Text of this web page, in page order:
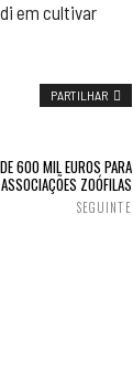
em cultivar
PARTILHAR
600 MIL EUROS PARA
ASSOCIAÇÕES ZOÓFILAS
SEGUINTE